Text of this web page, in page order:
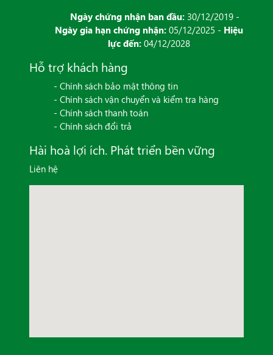
Ngày chứng nhận ban đầu: 30/12/2019 -
Ngày gia hạn chứng nhận:05/12/2025 - Hiệu
lực đến:04/12/2028
Hỗ trợ khách hàng
- Chính sách bảo mật thông tin
- Chính sách vận chuyển và kiểm tra hàng
- Chính sách thanh toán
- Chính sách đổi trả
Hài hoà lợi ích. Phát triển bền vững
Liên hệ